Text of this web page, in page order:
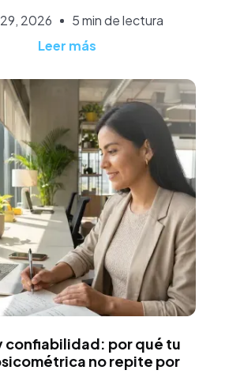
2026
5 min de lectura
Leer más
Luis Lopéz
confiabilidad: por qué tu
no repite por